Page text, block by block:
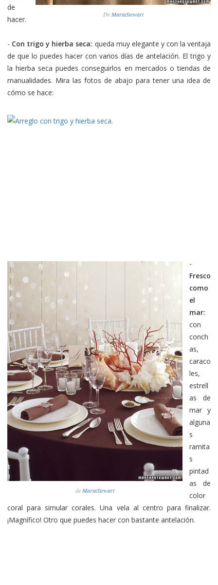
DeMartaStewart
de
hacer.
- Con trigo y hierba seca: queda muy elegante y con la ventaja
de que lo puedes hacer con varios días de antelación. El trigo y
la hierba seca puedes conseguirlos en mercados o tiendas de
manualidades. Mira las fotos de abajo para tener una idea de
cómo se hace:
deMartaStewart
-
Fresco
como
el
mar:
con
conch
as,
caraco
les,
estrell
as de
mar y
alguna
s
ramita
s
pintad
as de
color
coral para simular corales. Una vela al centro para finalizar.
¡Magnífico! Otro que puedes hacer con bastante antelación.